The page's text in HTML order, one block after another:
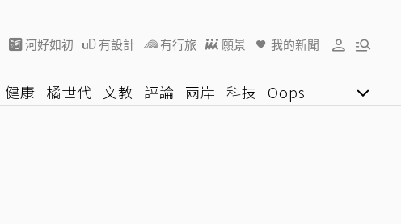
河好如初 有設計 有行旅 願景 我的新聞
健康 橘世代 文教 評論 兩岸 科技 Oops